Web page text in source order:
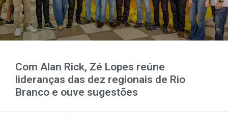
Com Alan Rick, Zé Lopes reúne
lideranças das dez regionais de Rio
Branco e ouve sugestões